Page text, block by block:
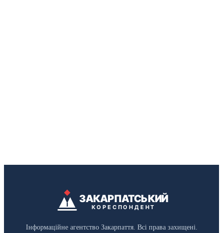
ЗАКАРПАТСЬКИЙ
КОРЕСПОНДЕНТ
Інформаційне агентство Закарпаття. Всі права захищені.